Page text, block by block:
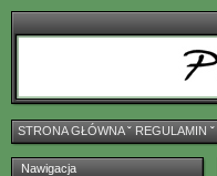
STRONA GŁÓWNAˇ REGULAMIN ˇ
Nawigacja